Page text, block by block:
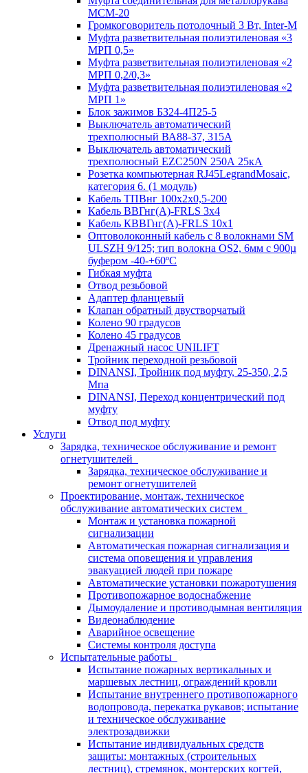
МСМ-20
Громкоговоритель потолочный 3 Вт, Inter-M
Муфта разветвительная полиэтиленовая «3
МРП 0,5»
Муфта разветвительная полиэтиленовая «2
МРП 0,2/0,3»
Муфта разветвительная полиэтиленовая «2
МРП 1»
Блок зажимов БЗ24-4П25-5
Выключатель автоматический
трехполюсный ВА88-37, 315А
Выключатель автоматический
трехполюсный EZC250N 250А 25кА
Розетка компьютерная RJ45LegrandMosaic,
категория 6. (1 модуль)
Кабель ТПВнг 100х2х0,5-200
Кабель ВВГнг(А)-FRLS 3х4
Кабель КВВГнг(А)-FRLS 10х1
Оптоволоконный кабель с 8 волокнами SM
ULSZH 9/125; тип волокна OS2, 6мм с 900µ
буфером -40-+60ºC
Гибкая муфта
Отвод резьбовой
Адаптер фланцевый
Клапан обратный двустворчатый
Колено 90 градусов
Колено 45 градусов
Дренажный насос UNILIFT
Тройник переходной резьбовой
DINANSI, Тройник под муфту, 25-350, 2,5
Мпа
DINANSI, Переход концентрический под
муфту
Отвод под муфту
Услуги
Зарядка, техническое обслуживание и ремонт
огнетушителей
Зарядка, техническое обслуживание и
ремонт огнетушителей
Проектирование, монтаж, техническое
обслуживание автоматических систем
Монтаж и установка пожарной
сигнализации
Автоматическая пожарная сигнализация и
система оповещения и управления
эвакуацией людей при пожаре
Автоматические установки пожаротушения
Противопожарное водоснабжение
Дымоудаление и противодымная вентиляция
Видеонаблюдение
Аварийное освещение
Системы контроля доступа
Испытательные работы
Испытание пожарных вертикальных и
маршевых лестниц, ограждений кровли
Испытание внутреннего противопожарного
водопровода, перекатка рукавов; испытание
и техническое обслуживание
электрозадвижки
Испытание индивидуальных средств
защиты: монтажных (строительных
лестниц), стремянок, монтерских когтей,